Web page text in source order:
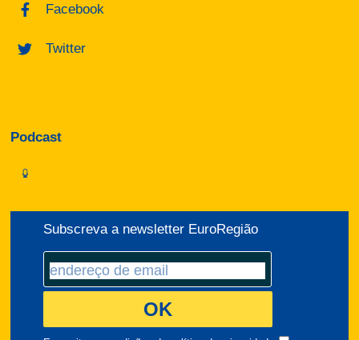
Facebook
Twitter
Podcast
Subscreva a newsletter EuroRegião